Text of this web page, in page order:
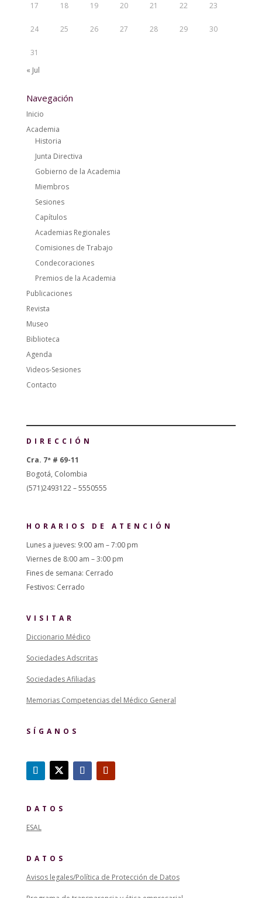
17 18 19 20 21 22 23
24 25 26 27 28 29 30
31
« Jul
Navegación
Inicio
Academia
Historia
Junta Directiva
Gobierno de la Academia
Miembros
Sesiones
Capítulos
Academias Regionales
Comisiones de Trabajo
Condecoraciones
Premios de la Academia
Publicaciones
Revista
Museo
Biblioteca
Agenda
Videos-Sesiones
Contacto
DIRECCIÓN
Cra. 7ª # 69-11
Bogotá, Colombia
(571)2493122 – 5550555
HORARIOS DE ATENCIÓN
Lunes a jueves: 9:00 am – 7:00 pm
Viernes de 8:00 am – 3:00 pm
Fines de semana: Cerrado
Festivos: Cerrado
VISITAR
Diccionario Médico
Sociedades Adscritas
Sociedades Afiliadas
Memorias Competencias del Médico General
SÍGANOS
DATOS
ESAL
DATOS
Avisos legales/Política de Protección de Datos